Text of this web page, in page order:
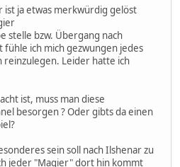
ist ja etwas merkwürdig gelöst
stelle bzw. Übergang nach
fühle ich mich gezwungen jedes
Leider hatte ich
ist, muss man diese
besorgen ? Oder gibts da einen
sein soll nach Ilshenar zu
jeder "Magier" dort hin kommt